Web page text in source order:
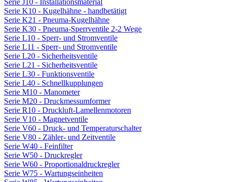
Serie J10 - Installationsmaterial
Serie K10 - Kugelhähne - handbetätigt
Serie K21 - Pneuma-Kugelhähne
Serie K30 - Pneuma-Sperrventile 2-2 Wege
Serie L10 - Sperr- und Stromventile
Serie L11 - Sperr- und Stromventile
Serie L20 - Sicherheitsventile
Serie L21 - Sicherheitsventile
Serie L30 - Funktionsventile
Serie L40 - Schnellkupplungen
Serie M10 - Manometer
Serie M20 - Druckmessumformer
Serie R10 - Druckluft-Lamellenmotoren
Serie V10 - Magnetventile
Serie V60 - Druck- und Temperaturschalter
Serie V80 - Zähler- und Zeitventile
Serie W40 - Feinfilter
Serie W50 - Druckregler
Serie W60 - Proportionaldruckregler
Serie W75 - Wartungseinheiten